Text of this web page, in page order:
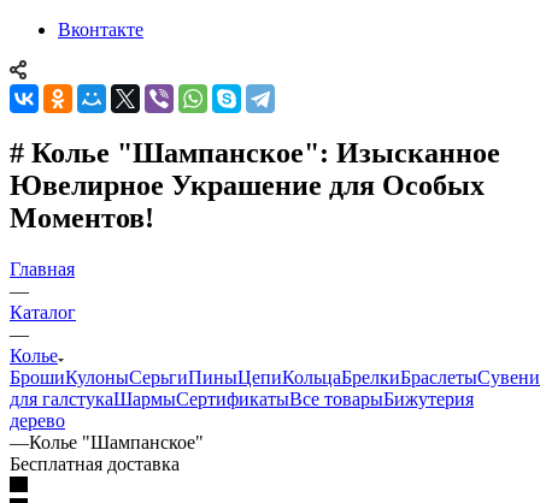
Вконтакте
# Колье "Шампанское": Изысканное
Ювелирное Украшение для Особых
Моментов!
Главная
—
Каталог
—
Колье
БрошиКулоныСерьгиПиныЦепиКольцаБрелкиБраслеты
для галстукаШармыСертификатыВсе товарыБижутерия
дерево
—Колье "Шампанское"
Бесплатная доставка